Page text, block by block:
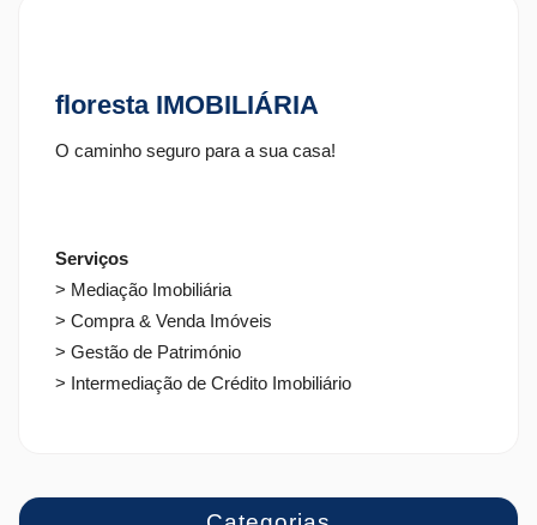
floresta IMOBILIÁRIA
O caminho seguro para a sua casa!
Serviços
> Mediação Imobiliária
> Compra & Venda Imóveis
> Gestão de Património
> Intermediação de Crédito Imobiliário